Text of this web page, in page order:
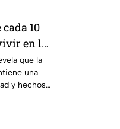
10
en la
que la
una
y hechos